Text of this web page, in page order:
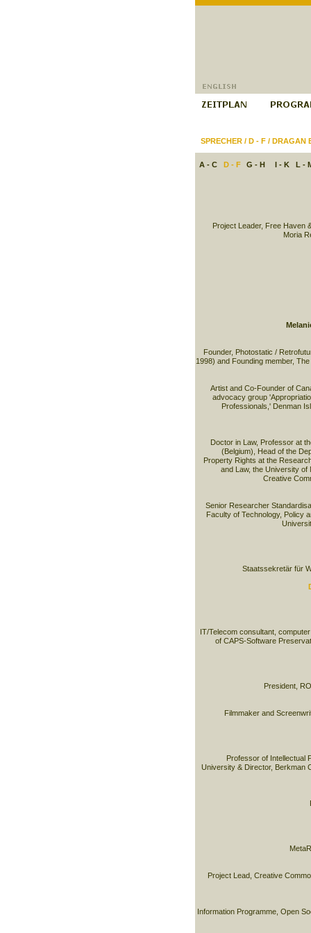
SPRECHER/ D - F/ DRAGAN
A - C D - F G - H I - K L -
Project Leader, Free Haven
Moria
Founder, Photostatic /
1998) and Founding member,
Artist and Co-Founder of
advocacy group
Professionals,' Denman
Doctor in Law, Professor at
(Belgium), Head of the
Property Rights at the
and Law, the University of
Creative
Senior Researcher
Faculty of Technology, Policy
Staatssekretär für
IT/Telecom consultant,
of CAPS-Software
President,
Filmmaker and
Professor of Intellectual
University & Director, Berkman
Project Lead, Creative
Information Programme, Open